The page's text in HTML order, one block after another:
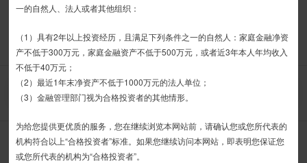
信托产品
净值产品
栏目首页
热销产品 运营产品 净值产品
信息披露
精英理财俱乐部
家族信托 财富网点 客户反馈 征信异议申请
产品类型： 全部 丰利系列 金石系列 其他系列
宏瑞系列
宏图系列
宏利系列
亲自操作完成，不得由他人代办。
我司信托产品账户均以我司名义开立，所有认购信托产品的资金应根据
信托合同约定转入我司信托产品的银行专用账户。投资者认购我司信托产品
时，请注意不要向任何非我司账户转账、支付现金。
如有疑问，请联系您的专属客户经理或咨询我司客服电话400-
接受 拒绝
一的自然人、法人或者其他组织：
（1）具有2年以上投资经历，且满足下列条件之一的自然人：家庭金融净资
产不低于300万元，家庭金融资产不低于500万元，或者近3年本人年均收入
不低于40万元；
（2）最近1年末净资产不低于1000万元的法人单位；
（3）金融管理部门视为合格投资者的其他情形。
为给您提供更优质的服务，您在继续浏览本网站前，请确认您或您所代表的
机构符合以上“合格投资者”标准。如果您继续访问本网站，即表明您保证您
或您所代表的机构为“合格投资者”。